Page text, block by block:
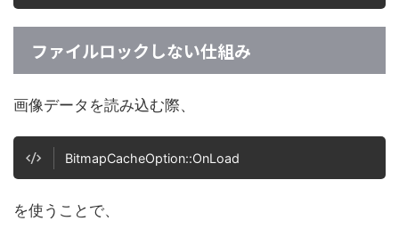
ファイルロックしない仕組み
画像データを読み込む際、
BitmapCacheOption::OnLoad
を使うことで、